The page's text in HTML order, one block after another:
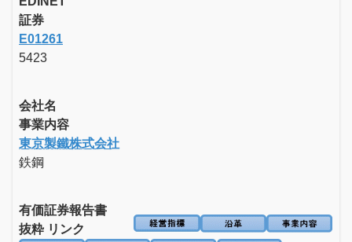
証券
E01261
5423
会社名
事業内容
東京製鐵株式会社
鉄鋼
有価証券報告書
抜粋 リンク